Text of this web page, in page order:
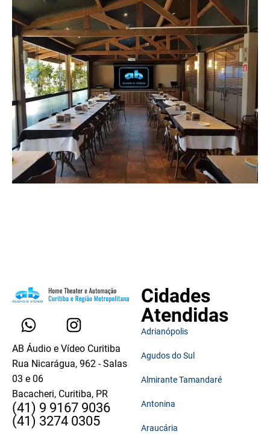
AB Áudio e Vídeo Curitiba
Rua Nicarágua, 962 - Salas
03 e 06
Bacacheri, Curitiba, PR
(41) 9 9167 9036
(41) 3274 0305
Cidades
Atendidas
Adrianópolis
Agudos do Sul
Almirante Tamandaré
Antonina
Araucária